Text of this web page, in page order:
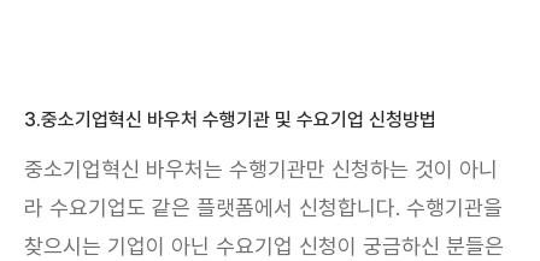
3.중소기업혁신 바우처 수행기관 및 수요기업 신청방법
중소기업혁신 바우처는 수행기관만 신청하는 것이 아니
라 수요기업도 같은 플랫폼에서 신청합니다. 수행기관을
찾으시는 기업이 아닌 수요기업 신청이 궁금하신 분들은